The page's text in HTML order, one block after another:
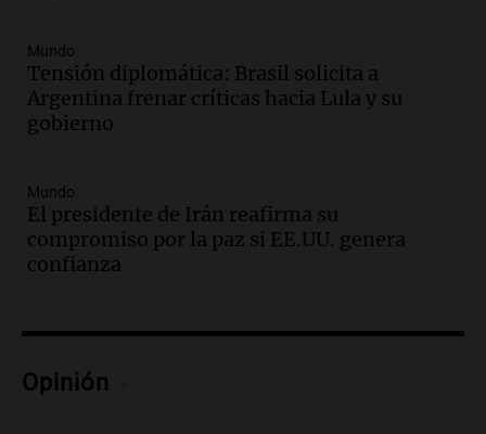
Audio.
las nuevas detenciones: "En esa casa
todos tenían algo que ver"
Una mañana para todos
del desayuno ideal: qué alimentos
conviene priorizar
Una mañana para todos
Episodios
Audio.Murió Jorge Messi
Mundo
Tensión diplomática: Brasil solicita a
Argentina frenar críticas hacia Lula y su
gobierno
Mundo
El presidente de Irán reafirma su
compromiso por la paz si EE.UU. genera
confianza
Opinión